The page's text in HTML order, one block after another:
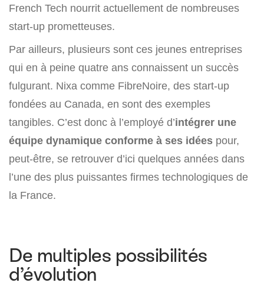
French Tech nourrit actuellement de nombreuses
start-up prometteuses.
Par ailleurs, plusieurs sont ces jeunes entreprises
qui en à peine quatre ans connaissent un succès
fulgurant. Nixa comme FibreNoire, des start-up
fondées au Canada, en sont des exemples
tangibles. C’est donc à l’employé d’intégrer une
équipe dynamique conforme à ses idées pour,
peut-être, se retrouver d’ici quelques années dans
l’une des plus puissantes firmes technologiques de
la France.
De multiples possibilités
d’évolution